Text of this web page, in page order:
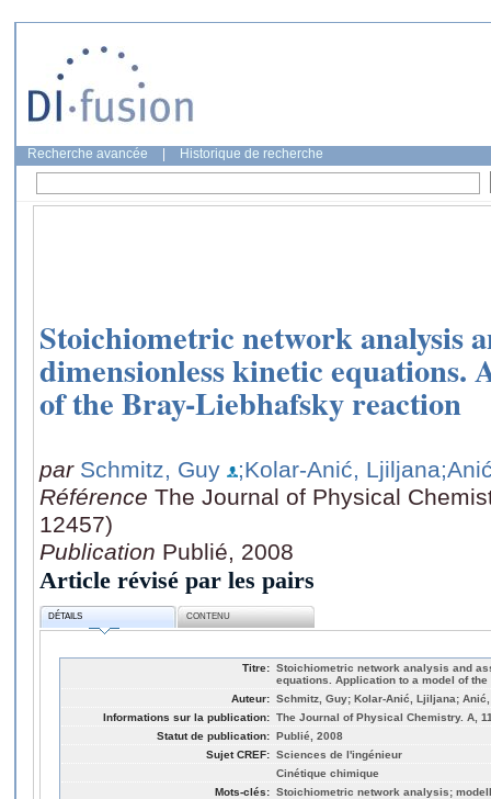
Recherche avancée Historique de recherche
Stoichiometric network analysis
dimensionless kinetic equations.
of the Bray-Liebhafsky reaction
par Schmitz, Guy ;Kolar-Anić, Ljiljana
Référence The Journal of Physical
12457)
Publication Publié, 2008
Article révisé par les pairs
DÉTAILS CONTENU
Titre: Stoichiometric network analysis and
equations. Application to a model of
Auteur: Schmitz, Guy; Kolar-Anić, Ljiljana;
Informations sur la publication: The Journal of Physical Chemistry. A,
Statut de publication: Publié, 2008
Sujet CREF: Sciences de l'ingénieur
Cinétique chimique
Mots-clés: Stoichiometric network analysis;